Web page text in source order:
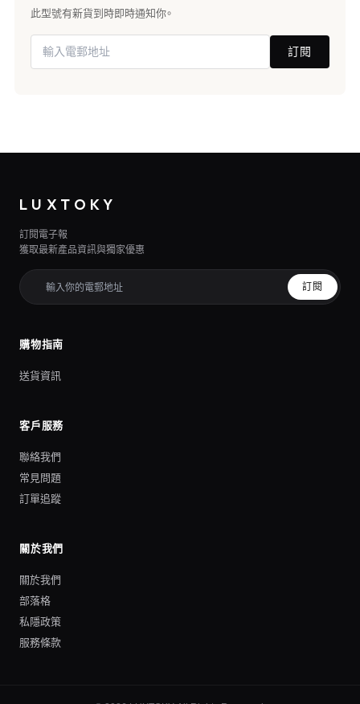
此型號有新貨到時即時通知你。
訂閱
LUXTOKY
訂閱電子報
獲取最新產品資訊與獨家優惠
訂閱
購物指南
送貨資訊
客戶服務
聯絡我們
常見問題
訂單追蹤
關於我們
關於我們
部落格
私隱政策
服務條款